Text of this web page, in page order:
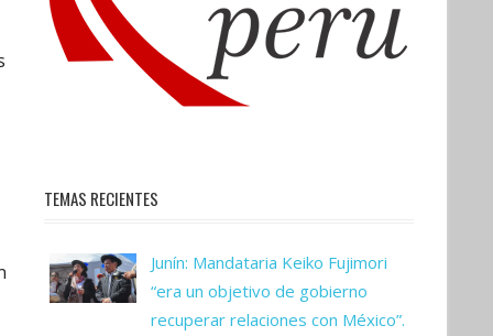
TEMAS RECIENTES
Junín: Mandataria Keiko Fujimori
“era un objetivo de gobierno
recuperar relaciones con México”.